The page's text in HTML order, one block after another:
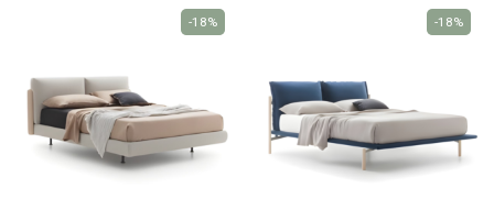
-18% -18%